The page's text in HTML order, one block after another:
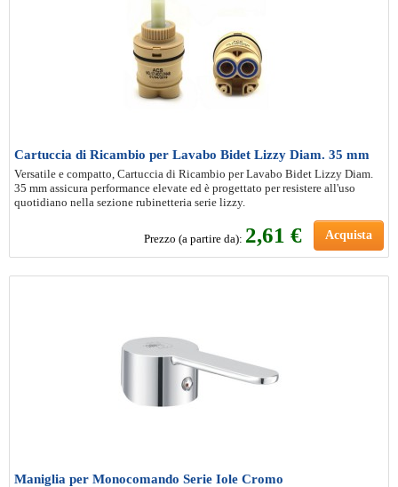
Cartuccia di Ricambio per Lavabo Bidet Lizzy Diam. 35 mm
Versatile e compatto, Cartuccia di Ricambio per Lavabo Bidet Lizzy Diam.
35 mm assicura performance elevate ed è progettato per resistere all'uso
quotidiano nella sezione rubinetteria serie lizzy.
Prezzo (a partire da): 2,61 € Acquista
Maniglia per Monocomando Serie Iole Cromo